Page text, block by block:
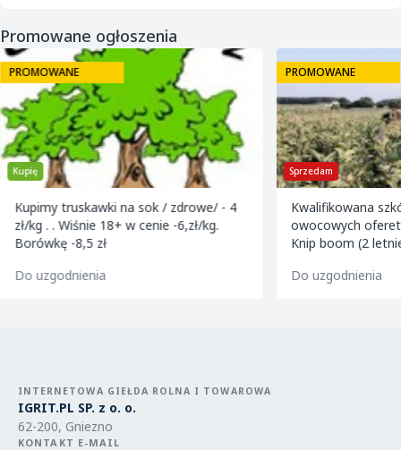
Promowane ogłoszenia
Kupię
PROMOWANE
Kupimy truskawki na sok / zdrowe/ - 4
zł/kg . . Wiśnie 18+ w cenie -6,zł/kg.
Borówkę -8,5 zł
Do uzgodnienia
Sprzedam
PROMOWANE
Kwalifikowana
owocowych
Knip boom (2
m9 -paulared m9/
Do uzgodnienia
INTERNETOWA GIEŁDA ROLNA I TOWAROWA
IGRIT.PL SP. z o. o.
62-200, Gniezno
KONTAKT E-MAIL